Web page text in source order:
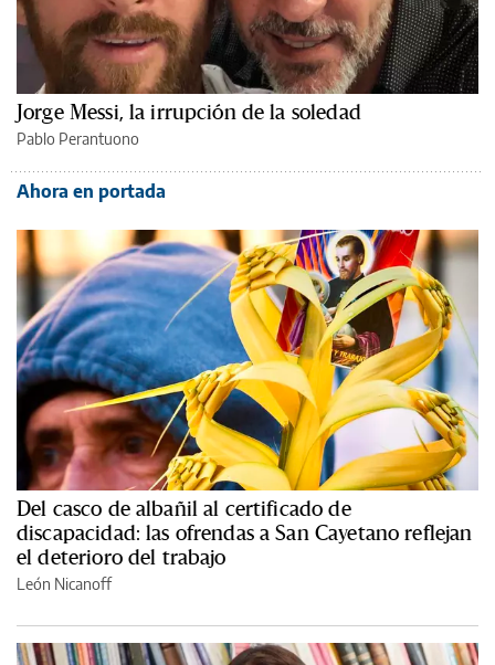
Jorge Messi, la irrupción de la soledad
Pablo Perantuono
Ahora en portada
Del casco de albañil al certificado de
discapacidad: las ofrendas a San Cayetano reflejan
el deterioro del trabajo
León Nicanoff